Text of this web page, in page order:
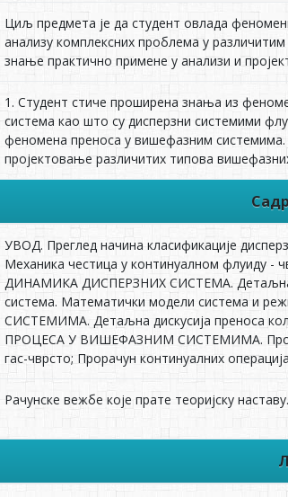
Циљ предмета је да студент овлада
анализу комплексних проблема у
знање практично примене у анализи и
1. Студент стиче проширена знања из
система као што су дисперзни системими
феномена преноса у вишефазним системима.
пројектовање различитих типова
УВОД. Преглед начина класификације
Механика честица у континуалном флуиду -
ДИНАМИКА ДИСПЕРЗНИХ СИСТЕМА. Детаљна
система. Математички модели система и
СИСТЕМИМА. Детаљна дискусија преноса
ПРОЦЕСА У ВИШЕФАЗНИМ СИСТЕМИМА.
гас-чврсто; Прорачун континуалних
Рачунске вежбе које прате теоријску наставу.